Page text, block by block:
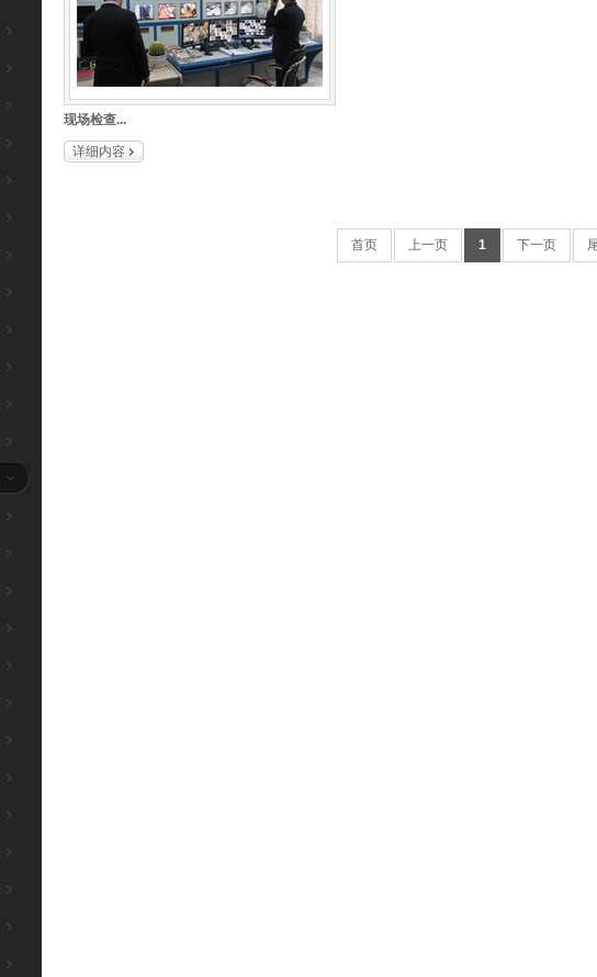
岗亭
隔离栏
防雷工程系列
昆明西山区求实小学
车牌识别道闸系统
昆磨高速
世纪城昆明叠春苑等
现场检查...
详细内容
首页 上一页 1 下一页